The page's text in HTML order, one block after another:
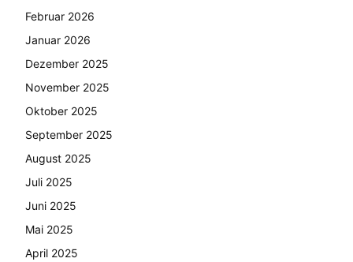
Februar 2026
Januar 2026
Dezember 2025
November 2025
Oktober 2025
September 2025
August 2025
Juli 2025
Juni 2025
Mai 2025
April 2025